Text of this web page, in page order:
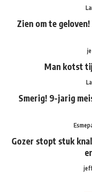
Zien om te
Man kotst
Smerig! 9-jarig
Gozer stopt stuk